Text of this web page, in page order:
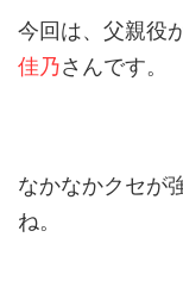
今回は、父親役
佳乃さんです。
なかなかクセが
ね。